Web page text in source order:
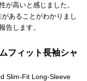
が高いと感じました。
あることがわかりまし
告します。
フィット長袖シャ
Slim-Fit Long-Sleeve